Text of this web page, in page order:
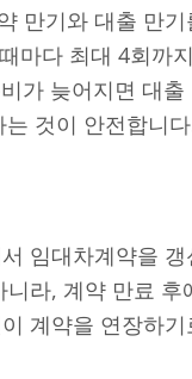
만기와 대출 만
마다 최대 4회까
가 늦어지면 대
것이 안전합니
임대차계약을
라, 계약 만료 후
계약을 연장하